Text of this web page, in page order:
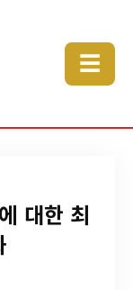
☰
대한 최